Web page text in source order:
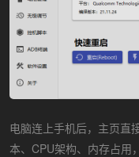
电脑连上手机后，主页直
本、CPU架构、内存占用